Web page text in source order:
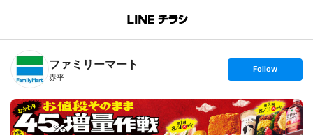
B
n
T
ファミリーマート
赤平
s
t
o
l
l
o
w
Follow